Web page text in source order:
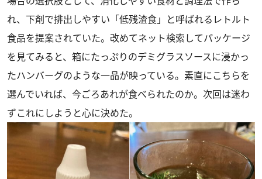
れ、下剤で排出しやすい「低残渣食」と呼ばれるレトルト
食品を提案されていた。改めてネット検索してパッケージ
を見てみると、箱にたっぷりのデミグラスソースに浸かっ
たハンバーグのような一品が映っている。素直にこちらを
選んでいれば、今ごろあれが食べられたのか。次回は迷わ
ずこれにしようと心に決めた。